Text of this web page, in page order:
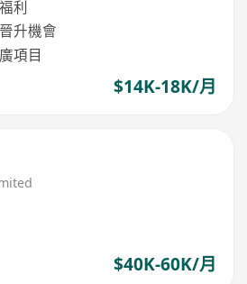
利
升機會
項目
$14K-18K/月
$40K-60K/月